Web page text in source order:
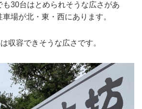
も30台はとめられそうな広さがあ
場が北・東・西にあります。
収容できそうな広さです。